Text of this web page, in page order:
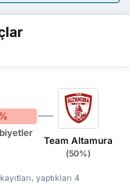
Team Altamura
(50%)
yaptıkları 4